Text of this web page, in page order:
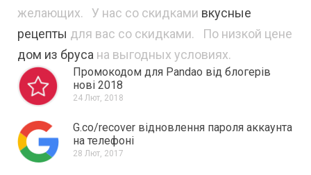
желающих. У нас со скидками вкусные
рецепты для вас со скидками. По низкой цене
дом из бруса на выгодных условиях.
Промокодом для Pandao від блогерів
нові 2018
24 Лют, 2018
G.co/recover відновлення пароля аккаунта
на телефоні
28 Лют, 2017